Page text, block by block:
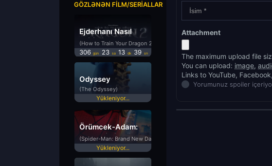
GÖZLƏNƏN FILM/SERIALLAR
Ejderhanı Nasıl
Eğitirsin 2
(How to Train Your Dragon 2)
306 gün 23 sa 13 dk 39 sn
Odyssey
(The Odyssey)
Yükleniyor...
Örümcek-Adam:
Yepyeni Bir Gün
(Spider-Man: Brand New Day)
Yükleniyor...
Attachment
The maximum upload file
You can upload: image,
Links to YouTube,
Yorumunuz spoiler